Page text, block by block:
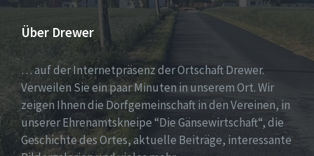
Über Drewer
… auf der Internetpräsenz der Ortschaft Drewer.
Verweilen Sie ein paar Minuten in unserem Ort. Wir
zeigen Ihnen die Dorfgemeinschaft in den Vereinen, in
unserer Ehrenamtskneipe “Die Gänsewirtschaft“, die
Geschichte des Ortes, aktuelle Beiträge, interessante